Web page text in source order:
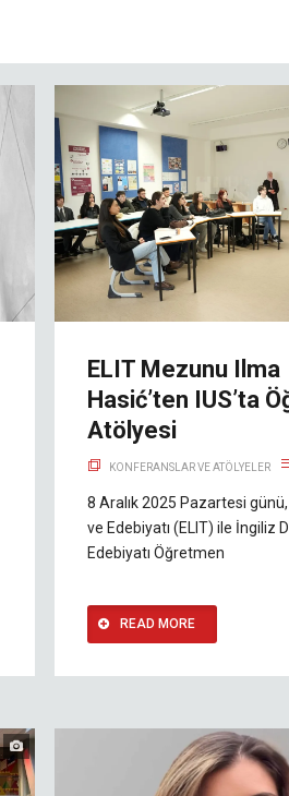
ELIT Mezunu Ilma
Hasić’ten IUS’ta
Atölyesi
KONFERANSLAR VE ATÖLYELER
8 Aralık 2025 Pazartesi
ve Edebiyatı (ELIT) ile İngiliz
Edebiyatı Öğretmen
READ MORE